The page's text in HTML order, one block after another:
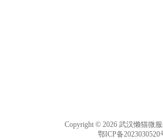
Copyright © 2026 武汉懒猫微
鄂ICP备2023030520